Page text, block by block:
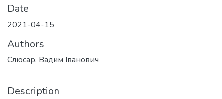
Date
2021-04-15
Authors
Слюсар, Вадим Іванович
Description